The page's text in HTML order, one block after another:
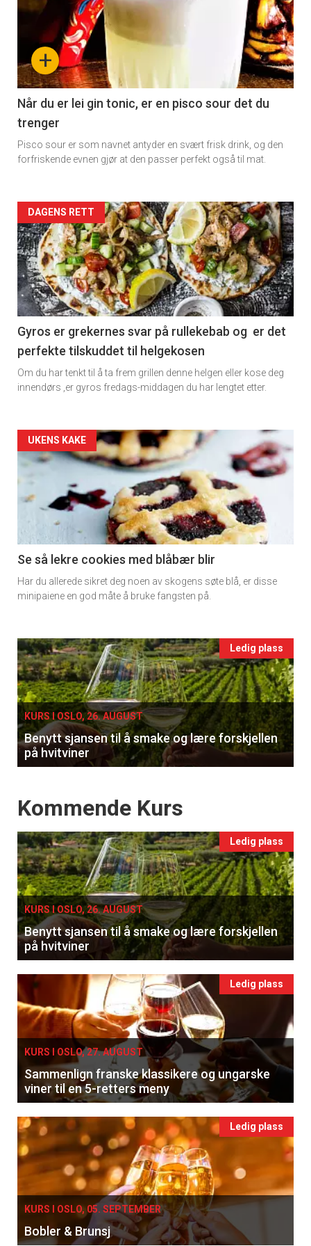
×
Få ukentlige nyhetsbrev fra
Apéritif
Vi tilbyr flere ukentlige nyhetsbrev. Du
kan fritt velge hvilke du ønsker å få
detail
section
11
Dagens
rett
+
Når du er lei gin tonic, er en pisco sour det du
trenger
Pisco sour er som navnet antyder en svært frisk drink, og den
forfriskende evnen gjør at den passer perfekt også til mat.
Artikler
detail
-
section
11
Dagens
rett
DAGENS RETT
Gyros er grekernes svar på rullekebab og er det
perfekte tilskuddet til helgekosen
Om du har tenkt til å ta frem grillen denne helgen eller kose deg
innendørs ,er gyros fredags-middagen du har lengtet etter.
Artikler
detail
-
section
11
Ukens
UKENS KAKE
Se så lekre cookies med blåbær blir
Har du allerede sikret deg noen av skogens søte blå, er disse
minipaiene en god måte å bruke fangsten på.
Events
single
Ledig plass
KURS I OSLO, 26. AUGUST
Benytt sjansen til å smake og lære forskjellen
på hvitviner
Events
Kommende Kurs
Ledig plass
KURS I OSLO, 26. AUGUST
Benytt sjansen til å smake og lære forskjellen
på hvitviner
Ledig plass
KURS I OSLO, 27. AUGUST
Sammenlign franske klassikere og ungarske
viner til en 5-retters meny
Ledig plass
KURS I OSLO, 05. SEPTEMBER
Bobler & Brunsj